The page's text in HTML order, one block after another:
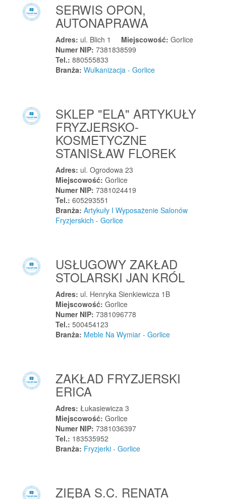
Kaczyce
Kadłub Wolny
Kalinówka
Kaliska
Kalisz Pomorski
Kalwaria Zebrzydowska
Kamienica
Kamieniec
Kamieniec Wrocławski
Kamieniec Ząbkowicki
Kamienna Góra
Kamień
Kamień
Kamień Pomorski
Kamień Śląski
Kamionka
SERWIS OPON,
AUTONAPRAWA
Adres: ul. Blich 1 Miejscowość: Gorlice
Numer NIP: 7381838599
Tel.: 880555833
Branża: Wulkanizacja - Gorlice
SKLEP "ELA" ARTYKUŁY
FRYZJERSKO-
KOSMETYCZNE
STANISŁAW FLOREK
Adres: ul. Ogrodowa 23
Miejscowość: Gorlice
Numer NIP: 7381024419
Tel.: 605293551
Branża: Artykuły I Wyposażenie Salonów
Fryzjerskich - Gorlice
USŁUGOWY ZAKŁAD
STOLARSKI JAN KRÓL
Adres: ul. Henryka Sienkiewicza 1B
Miejscowość: Gorlice
Numer NIP: 7381096778
Tel.: 500454123
Branża: Meble Na Wymiar - Gorlice
ZAKŁAD FRYZJERSKI
ERICA
Adres: Łukasiewicza 3
Miejscowość: Gorlice
Numer NIP: 7381036397
Tel.: 183535952
Branża: Fryzjerki - Gorlice
ZIĘBA S.C. RENATA